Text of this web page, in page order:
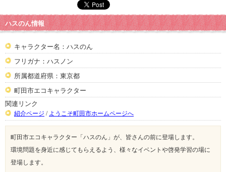
ハスのん情報
キャラクター名：ハスのん
フリガナ：ハスノン
所属都道府県：東京都
町田市エコキャラクター
関連リンク
紹介ページ / ようこそ町田市ホームページへ
町田市エコキャラクター「ハスのん」が、皆さんの前に登場します。
環境問題を身近に感じてもらえるよう、様々なイベントや啓発学習の場に
登場します。